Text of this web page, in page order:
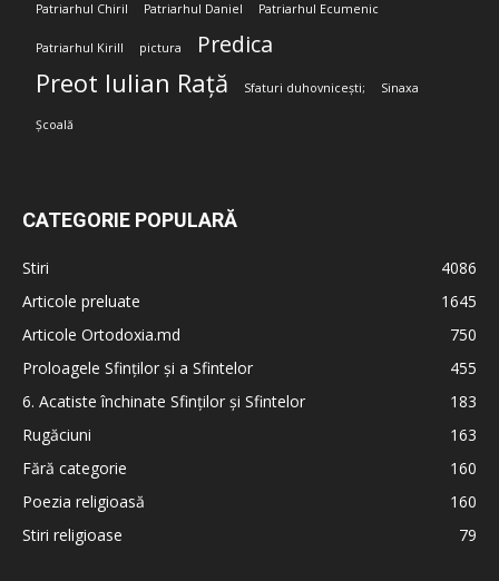
Patriarhul Chiril Patriarhul Daniel Patriarhul Ecumenic
Patriarhul Kirill pictura Predica
Preot Iulian Rață Sfaturi duhovnicești; Sinaxa
Școală
CATEGORIE POPULARĂ
Stiri
4086
Articole preluate
1645
Articole Ortodoxia.md
750
Proloagele Sfinților și a Sfintelor
455
6. Acatiste închinate Sfinților și Sfintelor
183
Rugăciuni
163
Fără categorie
160
Poezia religioasă
160
Stiri religioase
79